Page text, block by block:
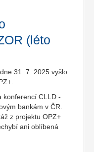
(léto
31. 7. 2025 vyšlo
konferencí CLLD -
bankám v ČR.
z projektu OPZ+
ani oblíbená